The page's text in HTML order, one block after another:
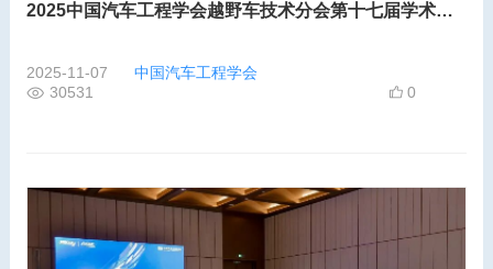
2025中国汽车工程学会越野车技术分会第十七届学术年会暨特种车辆大会在绍兴新昌盛大启幕
2025-11-07
中国汽车工程学会
30531
0